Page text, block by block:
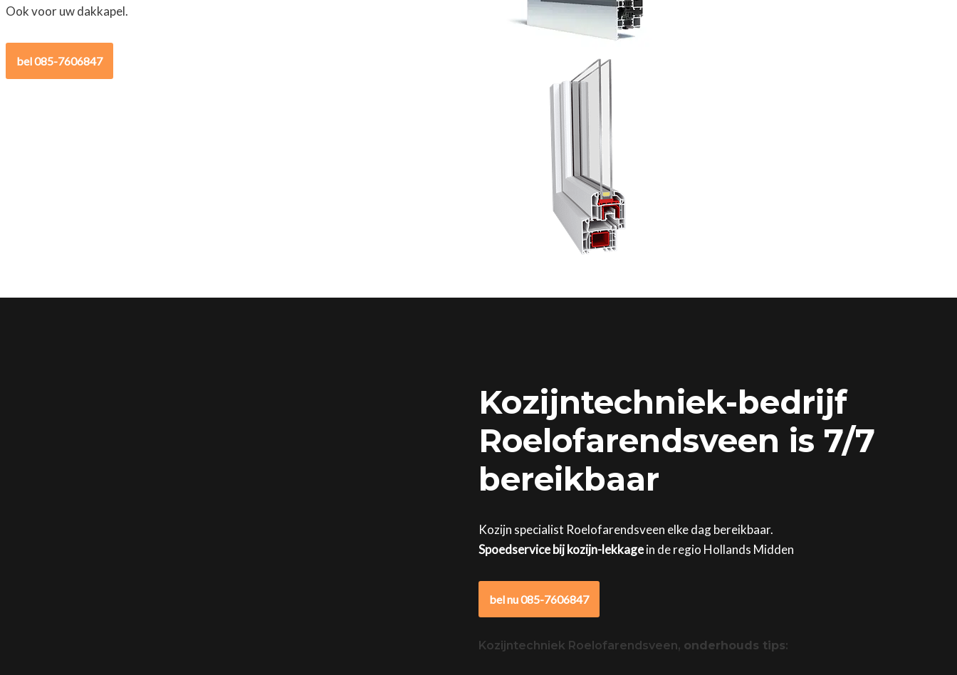
Ook voor uw dakkapel.
bel 085-7606847
Kozijntechniek-bedrijf
Roelofarendsveen is 7/7
bereikbaar
Kozijn specialist Roelofarendsveen elke dag bereikbaar.
Spoedservice bij kozijn-lekkagein de regio Hollands Midden
bel nu 085-7606847
Kozijntechniek Roelofarendsveen, onderhouds tips: